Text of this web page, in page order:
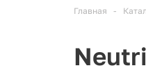
Главная -